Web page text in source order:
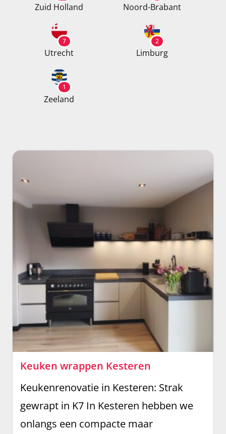
Zuid Holland Noord-Brabant
7
Utrecht
2
Limburg
1
Zeeland
Keuken wrappen Kesteren
Keukenrenovatie in Kesteren: Strak
gewrapt in K7 In Kesteren hebben we
onlangs een compacte maar